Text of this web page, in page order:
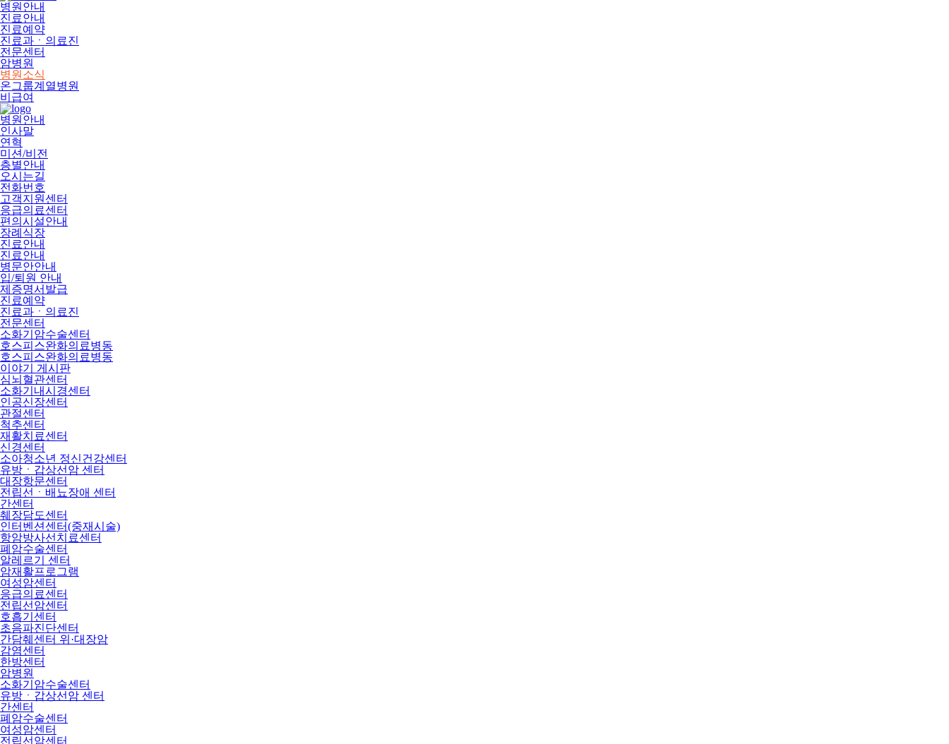
병원안내
진료안내
진료예약
진료과ㆍ의료진
전문센터
암병원
병원소식
온그룹계열병원
비급여
병원안내
인사말
연혁
미션/비전
층별안내
오시는길
전화번호
고객지원센터
응급의료센터
편의시설안내
장례식장
진료안내
진료안내
병문안안내
입/퇴원 안내
제증명서발급
진료예약
진료과ㆍ의료진
전문센터
소화기암수술센터
호스피스완화의료병동
호스피스완화의료병동
이야기 게시판
심뇌혈관센터
소화기내시경센터
인공신장센터
관절센터
척추센터
재활치료센터
신경센터
소아청소년 정신건강센터
유방ㆍ갑상선암 센터
대장항문센터
전립선ㆍ배뇨장애 센터
간센터
췌장담도센터
인터벤션센터(중재시술)
항암방사선치료센터
폐암수술센터
알레르기 센터
암재활프로그램
여성암센터
응급의료센터
전립선암센터
호흡기센터
초음파진단센터
간담췌센터 위·대장암
감염센터
한방센터
암병원
소화기암수술센터
유방ㆍ갑상선암 센터
간센터
폐암수술센터
여성암센터
전립선암센터